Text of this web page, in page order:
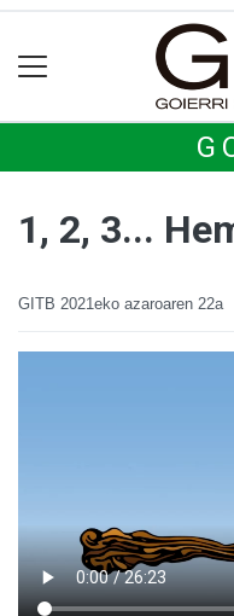
1, 2, 3...
GITB 2021eko azaroaren 22a